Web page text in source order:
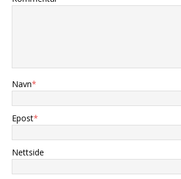
Navn*
Epost*
Nettside